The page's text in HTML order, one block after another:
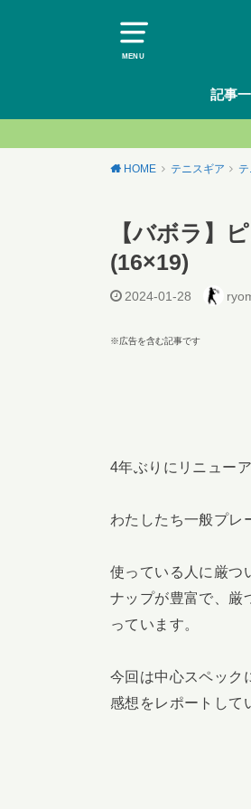
MENU
記事
HOME テニスギア
【バボラ】
(16×19)
2024-01-28
※広告を含む記事です
4年ぶりにリニュー
わたしたち一般プレ
使っている人に厳つ
ナップが豊富で、厳
っています。
今回は中心スペック
感想をレポートして